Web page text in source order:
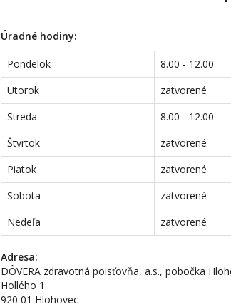
Úradné hodiny:
Pondelok 8.00 - 12.00
Utorok
zatvorené
Streda
8.00 - 12.00
Štvrtok
zatvorené
Piatok
zatvorené
Sobota
zatvorené
Nedeľa
zatvorené
Adresa:
DÔVERA zdravotná poisťovňa, a.s., pobočka
Hollého 1
920 01 Hlohovec